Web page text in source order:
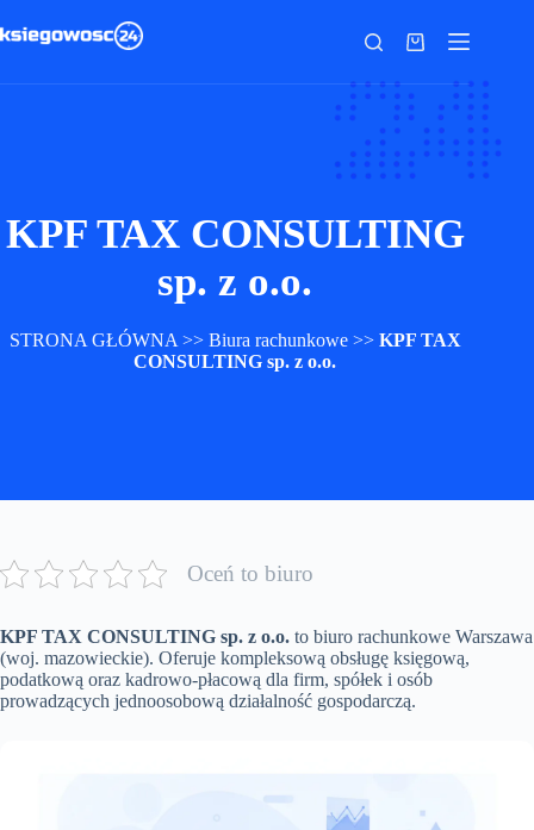
do
Koszyk
KPF TAX CONSULTING
sp. z o.o.
STRONA GŁÓWNA >> Biura rachunkowe>> KPF TAX
CONSULTING sp. z o.o.
Oceń to biuro
KPF TAX CONSULTING sp. z o.o. to biuro rachunkowe Warszawa
(woj. mazowieckie). Oferuje kompleksową obsługę księgową,
podatkową oraz kadrowo-płacową dla firm, spółek i osób
prowadzących jednoosobową działalność gospodarczą.